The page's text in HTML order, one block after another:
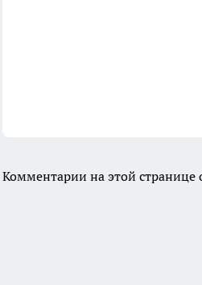
Комментарии на этой